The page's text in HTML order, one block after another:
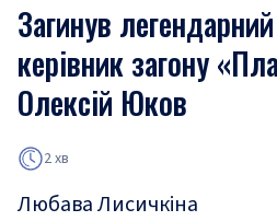
Загинув
керівник загону
Олексій Юков
2 хв
Любава Лисичкіна